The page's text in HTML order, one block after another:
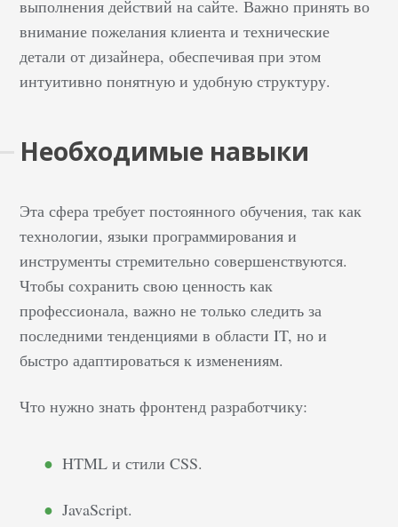
выполнения действий на сайте. Важно принять во
внимание пожелания клиента и технические
детали от дизайнера, обеспечивая при этом
интуитивно понятную и удобную структуру.
Необходимые навыки
Эта сфера требует постоянного обучения, так как
технологии, языки программирования и
инструменты стремительно совершенствуются.
Чтобы сохранить свою ценность как
профессионала, важно не только следить за
последними тенденциями в области IT, но и
быстро адаптироваться к изменениям.
Что нужно знать фронтенд разработчику:
HTML и стили CSS.
JavaScript.